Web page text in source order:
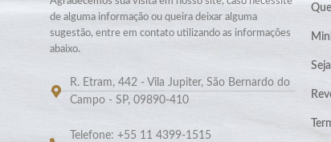
de alguma informação ou queira deixar alguma
sugestão, entre em contato utilizando as informações
abaixo.
R. Etram, 442 - Vila Jupiter, São Bernardo do
Campo - SP, 09890-410
Telefone: +55 11 4399-1515